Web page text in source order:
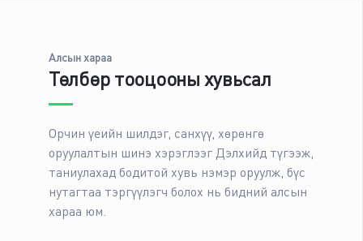
Алсын хараа
Төлбөр тооцооны хувьсал
Орчин үеийн шилдэг, санхүү, хөрөнгө
оруулалтын шинэ хэрэглээг Дэлхийд түгээж,
таниулахад бодитой хувь нэмэр оруулж, бүс
нутагтаа тэргүүлэгч болох нь бидний алсын
хараа юм.